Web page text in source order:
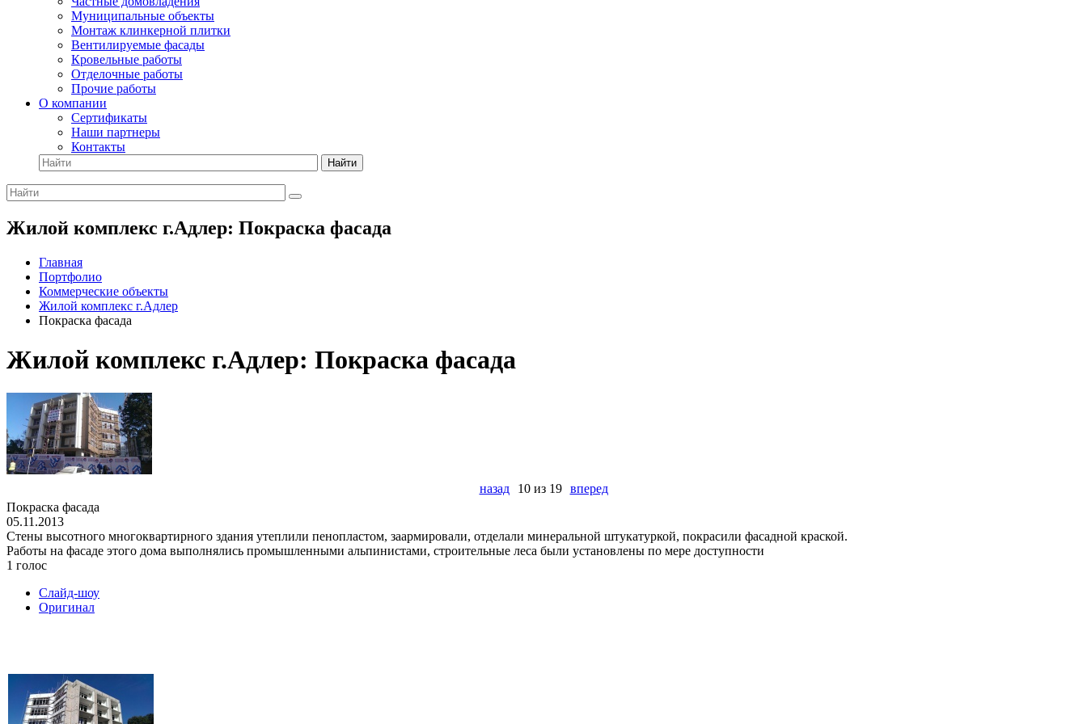
Муниципальные объекты
Монтаж клинкерной плитки
Вентилируемые фасады
Кровельные работы
Отделочные работы
Прочие работы
О компании
Сертификаты
Наши партнеры
Контакты
Найти
Жилой комплекс г.Адлер: Покраска фасада
Главная
Портфолио
Коммерческие объекты
Жилой комплекс г.Адлер
Покраска фасада
Жилой комплекс г.Адлер: Покраска фасада
назад 10 из 19
вперед
Покраска фасада
05.11.2013
Стены высотного многоквартирного здания утеплили пенопластом, заармировали, отделали минеральной штукатуркой, покрасили фасадной краской.
Работы на фасаде этого дома выполнялись промышленными альпинистами, строительные леса были установлены по мере доступности
1 голос
Слайд-шоу
Оригинал